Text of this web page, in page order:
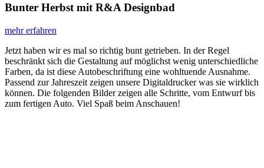
Bunter Herbst mit R&A Designbad
mehr erfahren
Jetzt haben wir es mal so richtig bunt getrieben. In der Regel
beschränkt sich die Gestaltung auf möglichst wenig unterschiedliche
Farben, da ist diese Autobeschriftung eine wohltuende Ausnahme.
Passend zur Jahreszeit zeigen unsere Digitaldrucker was sie wirklich
können. Die folgenden Bilder zeigen alle Schritte, vom Entwurf bis
zum fertigen Auto. Viel Spaß beim Anschauen!